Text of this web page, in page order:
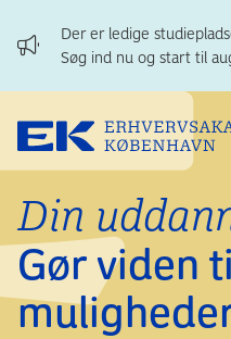
Der er ledige
Søg ind nu og start til
Din
Gør viden